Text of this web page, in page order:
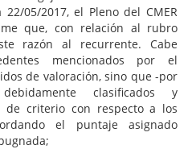
05/2017, el Pleno del CMER
que, con relación al rubro
razón al recurrente. Cabe
mencionados por el
de valoración, sino que -por
clasificados y
de criterio con respecto a los
el puntaje asignado